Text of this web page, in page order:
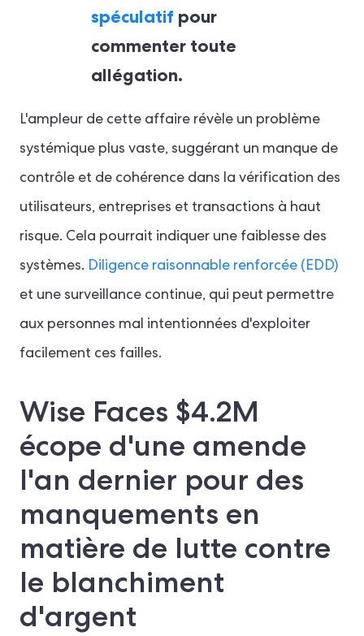
spéculatif pour
commenter toute
allégation.
L'ampleur de cette affaire révèle un problème
systémique plus vaste, suggérant un manque de
contrôle et de cohérence dans la vérification des
utilisateurs, entreprises et transactions à haut
risque. Cela pourrait indiquer une faiblesse des
systèmes. Diligence raisonnable renforcée (EDD)
et une surveillance continue, qui peut permettre
aux personnes mal intentionnées d'exploiter
facilement ces failles.
Wise Faces $4.2M
écope d'une amende
l'an dernier pour des
manquements en
matière de lutte contre
le blanchiment
d'argent